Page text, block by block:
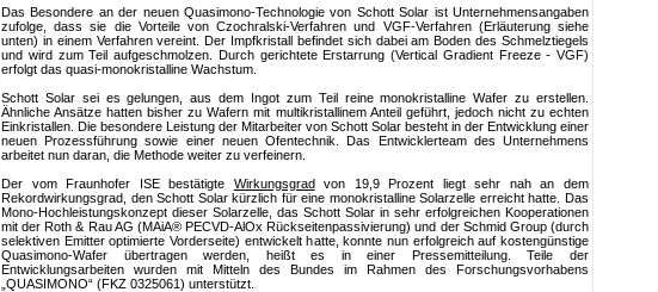
Das Besondere an der neuen Quasimono-Technologie von Schott Solar ist Unternehmensangaben
zufolge, dass sie die Vorteile von Czochralski-Verfahren und VGF-Verfahren (Erläuterung siehe
unten) in einem Verfahren vereint. Der Impfkristall befindet sich dabei am Boden des Schmelztiegels
und wird zum Teil aufgeschmolzen. Durch gerichtete Erstarrung (Vertical Gradient Freeze - VGF)
erfolgt das quasi-monokristalline Wachstum.
Schott Solar sei es gelungen, aus dem Ingot zum Teil reine monokristalline Wafer zu erstellen.
Ähnliche Ansätze hatten bisher zu Wafern mit multikristallinem Anteil geführt, jedoch nicht zu echten
Einkristallen. Die besondere Leistung der Mitarbeiter von Schott Solar besteht in der Entwicklung einer
neuen Prozessführung sowie einer neuen Ofentechnik. Das Entwicklerteam des Unternehmens
arbeitet nun daran, die Methode weiter zu verfeinern.
Der vom Fraunhofer ISE bestätigte Wirkungsgradvon 19,9 Prozent liegt sehr nah an dem
Rekordwirkungsgrad, den Schott Solar kürzlich für eine monokristalline Solarzelle erreicht hatte. Das
Mono-Hochleistungskonzept dieser Solarzelle, das Schott Solar in sehr erfolgreichen Kooperationen
mit der Roth & Rau AG (MAiA® PECVD-AlOx Rückseitenpassivierung) und der Schmid Group (durch
selektiven Emitter optimierte Vorderseite) entwickelt hatte, konnte nun erfolgreich auf kostengünstige
Quasimono-Wafer übertragen werden, heißt es in einer Pressemitteilung. Teile der
Entwicklungsarbeiten wurden mit Mitteln des Bundes im Rahmen des Forschungsvorhabens
„QUASIMONO“ (FKZ 0325061) unterstützt.